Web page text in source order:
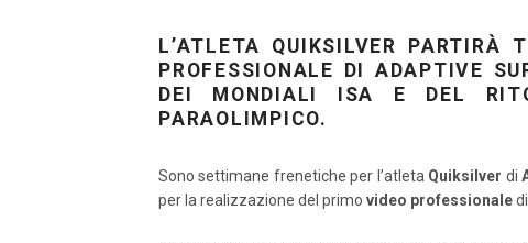
L’ATLETA QUIKSILVER PARTIRÀ
PROFESSIONALE DI ADAPTIVE
DEI MONDIALI ISA E DEL
PARAOLIMPICO.
Sono settimane frenetiche per l’atleta Quiksilver di
per la realizzazione del primo video professionale